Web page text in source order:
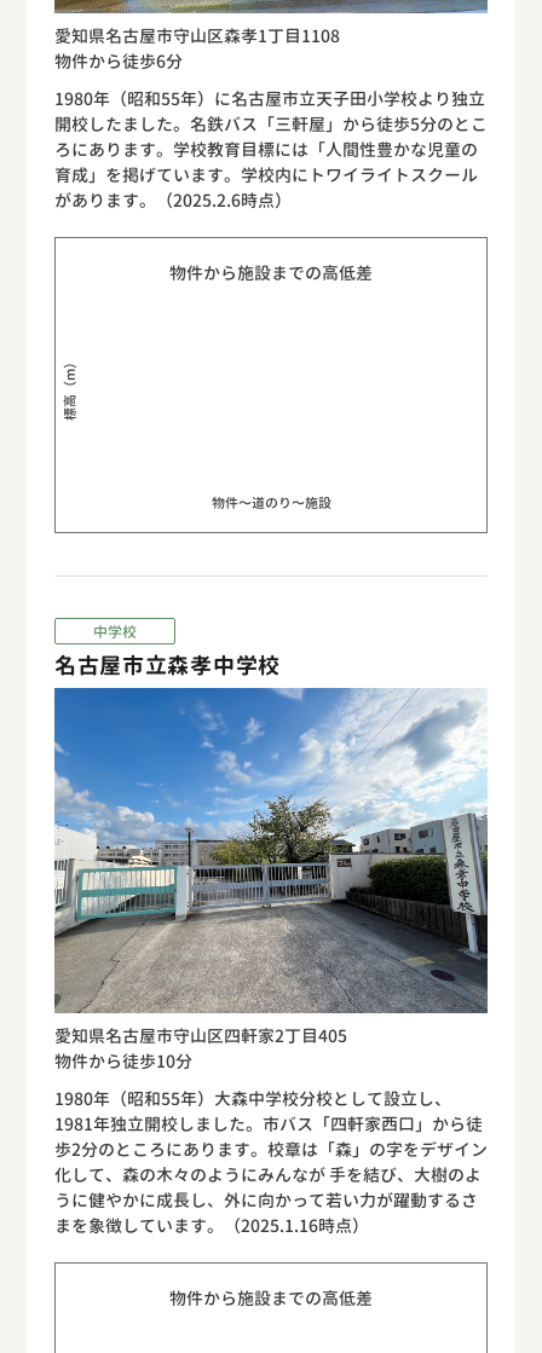
愛知県名古屋市守山区森孝1丁目1108
物件から徒歩6分
1980年（昭和55年）に名古屋市立天子田小学校より独立
開校したました。名鉄バス「三軒屋」から徒歩5分のとこ
ろにあります。学校教育目標には「人間性豊かな児童の
育成」を掲げています。学校内にトワイライトスクール
があります。（2025.2.6時点）
物件から施設までの高低差
標高（m）
物件〜道のり〜施設
中学校
名古屋市立森孝中学校
愛知県名古屋市守山区四軒家2丁目405
物件から徒歩10分
1980年（昭和55年）大森中学校分校として設立し、
1981年独立開校しました。市バス「四軒家西口」から徒
歩2分のところにあります。校章は「森」の字をデザイン
化して、森の木々のようにみんなが 手を結び、大樹のよ
うに健やかに成長し、外に向かって若い力が躍動するさ
まを象徴しています。（2025.1.16時点）
物件から施設までの高低差